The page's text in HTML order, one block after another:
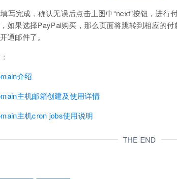
完成，确认无误后点击上图中“next”按钮，进行
如果选择PayPal购买，那么页面将跳转到相应的
通邮件了。
介绍
主机邮箱创建及使用详情
主机cron jobs使用说明
THE END